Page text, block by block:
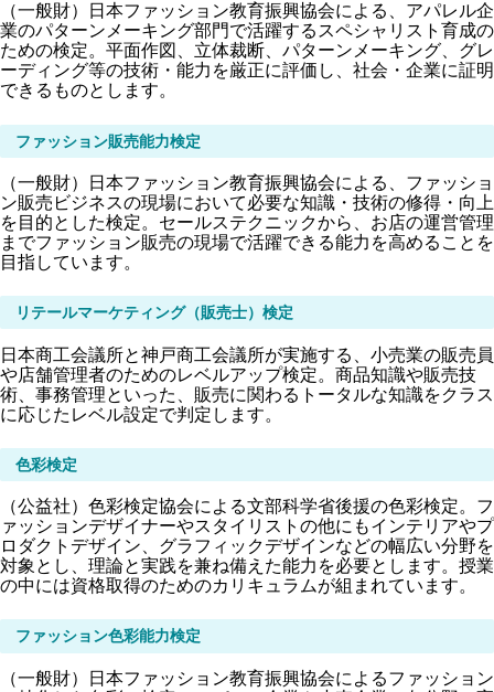
（一般財）日本ファッション教育振興協会による、アパレル企
業のパターンメーキング部門で活躍するスペシャリスト育成の
ための検定。平面作図、立体裁断、パターンメーキング、グレ
ーディング等の技術・能力を厳正に評価し、社会・企業に証明
できるものとします。
ファッション販売能力検定
（一般財）日本ファッション教育振興協会による、ファッショ
ン販売ビジネスの現場において必要な知識・技術の修得・向上
を目的とした検定。セールステクニックから、お店の運営管理
までファッション販売の現場で活躍できる能力を高めることを
目指しています。
リテールマーケティング（販売士）検定
日本商工会議所と神戸商工会議所が実施する、小売業の販売員
や店舗管理者のためのレベルアップ検定。商品知識や販売技
術、事務管理といった、販売に関わるトータルな知識をクラス
に応じたレベル設定で判定します。
色彩検定
（公益社）色彩検定協会による文部科学省後援の色彩検定。フ
ァッションデザイナーやスタイリストの他にもインテリアやプ
ロダクトデザイン、グラフィックデザインなどの幅広い分野を
対象とし、理論と実践を兼ね備えた能力を必要とします。授業
の中には資格取得のためのカリキュラムが組まれています。
ファッション色彩能力検定
（一般財）日本ファッション教育振興協会によるファッション